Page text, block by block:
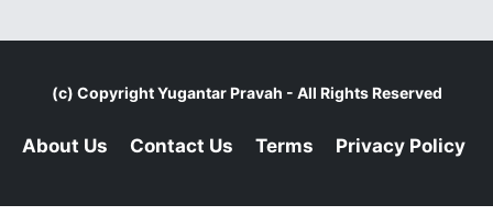
(c) CopyrightYugantar Pravah - All Rights Reserved
About Us Contact Us Terms Privacy Policy